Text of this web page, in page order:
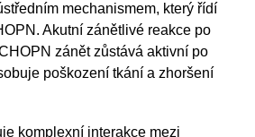
mechanismem, který řídí
Akutní zánětlivé reakce po
zánět zůstává aktivní po
poškození tkání a zhoršení
komplexní interakce mezi